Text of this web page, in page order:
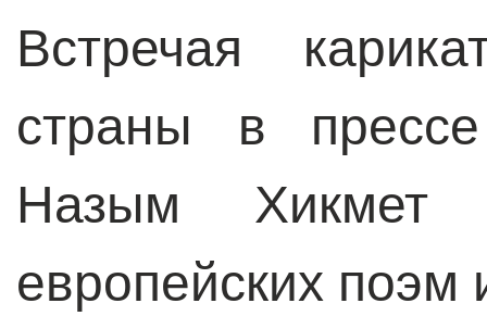
Встречая
страны в
Назым Хикмет
европейских поэм